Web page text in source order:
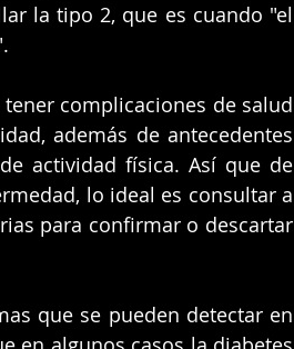
la tipo 2, que es cuando "el
complicaciones de salud
además de antecedentes
actividad física. Así que de
lo ideal es consultar a
para confirmar o descartar
que se pueden detectar en